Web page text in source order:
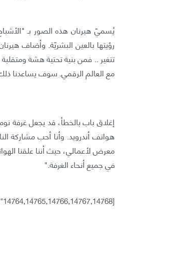
يُسميّ هيرنان هذه الصور بـ
رؤيتها بالعين البشريّة. وأضاف
تتغير .. فمن بنية تحتية هشة
مع العالم الرقمي. سوف يساعدنا
هواتف أندرويد. وأنا أحب مشاركة
معرض لأعمالي، حيث أننا علقنا
في جميع أنحاء الغرفة."
[gallery ids="14764,14765,14766,14767,14768"]